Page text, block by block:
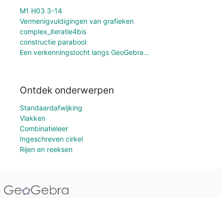
M1 H03 3-14
Vermenigvuldigingen van grafieken
complex_iteratie4bis
constructie parabool
Een verkenningstocht langs GeoGebra...
Ontdek onderwerpen
Standaardafwijking
Vlakken
Combinatieleer
Ingeschreven cirkel
Rijen en reeksen